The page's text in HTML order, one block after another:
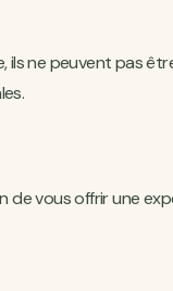
ne peuvent pas
vous offrir une